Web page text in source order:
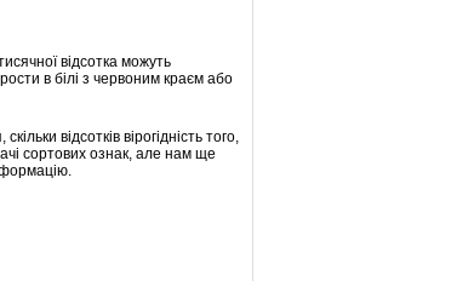
відсотка можуть
в білі з червоним краєм або
відсотків вірогідність того,
сортових ознак, але нам ще